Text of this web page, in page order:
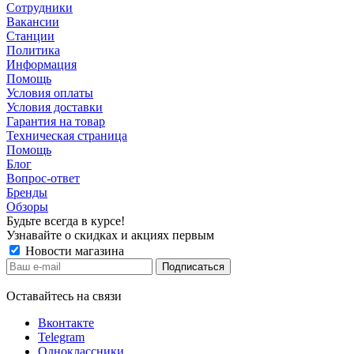
Сотрудники
Вакансии
Станции
Политика
Информация
Помощь
Условия оплаты
Условия доставки
Гарантия на товар
Техническая страница
Помощь
Блог
Вопрос-ответ
Бренды
Обзоры
Будьте всегда в курсе!
Узнавайте о скидках и акциях первым
Новости магазина
Оставайтесь на связи
Вконтакте
Telegram
Одноклассники